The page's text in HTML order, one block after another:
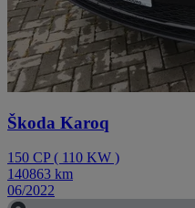
Škoda Karoq
150 CP( 110 KW )
140863 km
06/2022